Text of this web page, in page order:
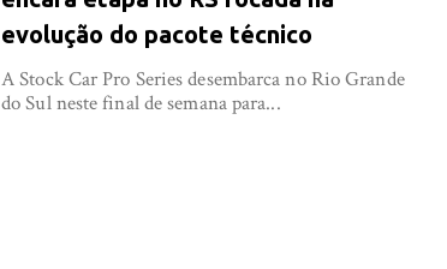
evolução do pacote técnico
A Stock Car Pro Series desembarca no Rio Grande
do Sul neste final de semana para...